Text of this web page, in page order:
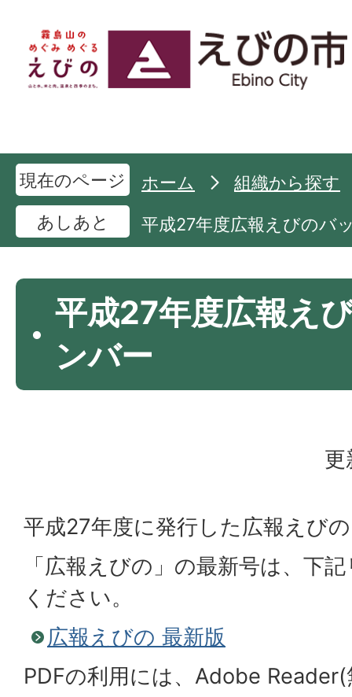
現在のページ ホーム
組織から探す
あしあと
平成27年度広報えびのバ
平成27年度広報え
ンバー
更
平成27年度に発行した広報えび
「広報えびの」の最新号は、下
ください。
広報えびの 最新版
PDFの利用には、Adobe